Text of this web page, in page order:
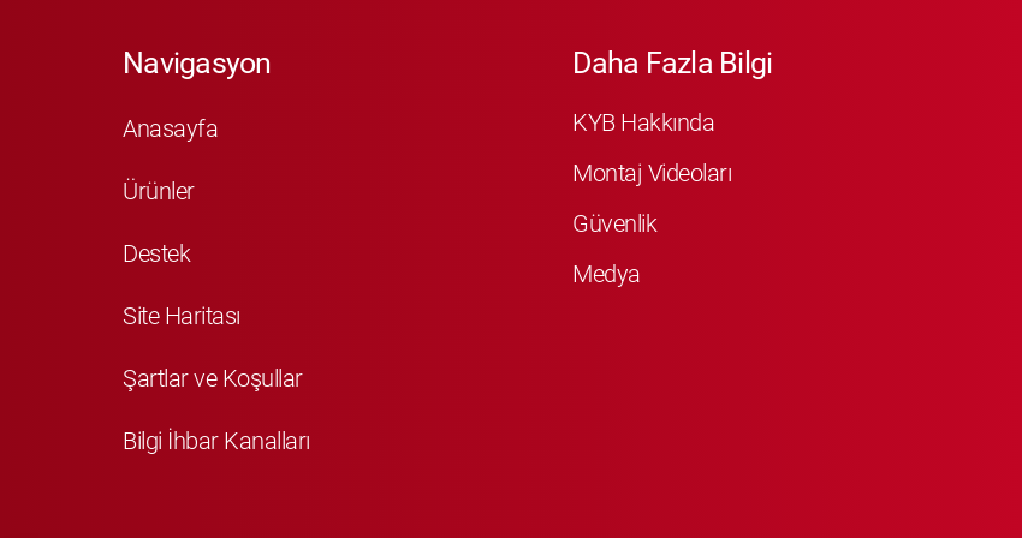
Navigasyon
Anasayfa
Ürünler
Destek
Site Haritası
Şartlar ve Koşullar
Bilgi İhbar Kanalları
Daha Fazla Bilgi
KYB Hakkında
Montaj Videoları
Güvenlik
Medya